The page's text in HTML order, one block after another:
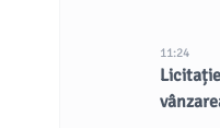
11:24